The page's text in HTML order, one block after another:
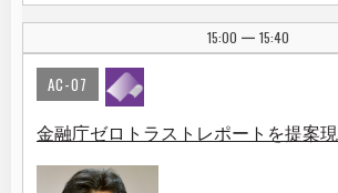
15:00 | 15:40
AC-07
金融庁ゼロトラストレポートを提案